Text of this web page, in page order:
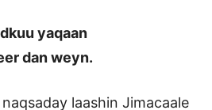
yaqaan
dan weyn.
laashin Jimacaale